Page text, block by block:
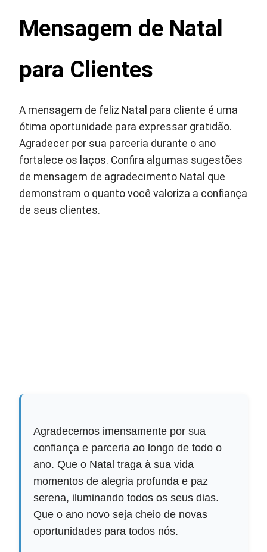
Mensagem de Natal
para Clientes
A mensagem de feliz Natal para cliente é uma
ótima oportunidade para expressar gratidão.
Agradecer por sua parceria durante o ano
fortalece os laços. Confira algumas sugestões
de mensagem de agradecimento Natal que
demonstram o quanto você valoriza a confiança
de seus clientes.
Agradecemos imensamente por sua
confiança e parceria ao longo de todo o
ano. Que o Natal traga à sua vida
momentos de alegria profunda e paz
serena, iluminando todos os seus dias.
Que o ano novo seja cheio de novas
oportunidades para todos nós.